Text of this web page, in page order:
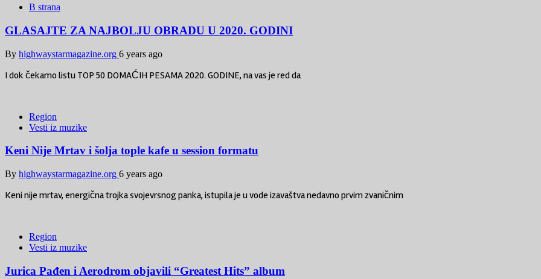
B strana
GLASAJTE ZA NAJBOLJU OBRADU U 2020. GODINI
By highwaystarmagazine.org 6 years ago
I dok čekamo listu TOP 50 DOMAĆIH PESAMA 2020. GODINE, na vas je red da
Region
Vesti iz muzike
Keni Nije Mrtav i šolja tople kafe u session formatu
By highwaystarmagazine.org 6 years ago
Keni nije mrtav, energična trojka svojevrsnog panka, istupila je u vode izavaštva nedavno prvim zvaničnim
Region
Vesti iz muzike
Jurica Pađen i Aerodrom objavili “Greatest Hits” album